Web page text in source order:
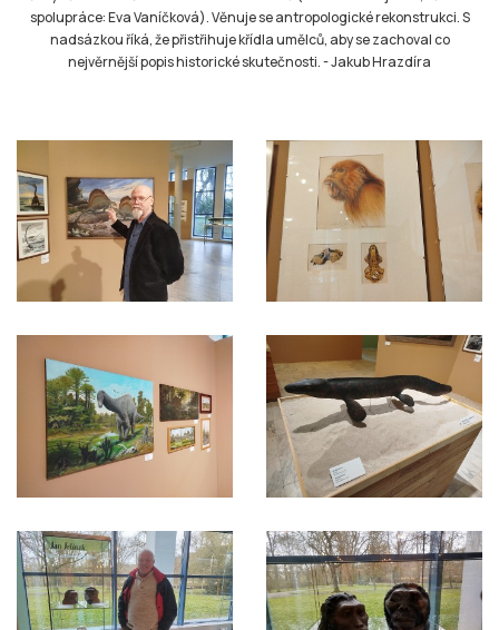
spolupráce: Eva Vaníčková). Věnuje se antropologické rekonstrukci. S
nadsázkou říká, že přistřihuje křídla umělců, aby se zachoval co
nejvěrnější popis historické skutečnosti.-Jakub Hrazdíra